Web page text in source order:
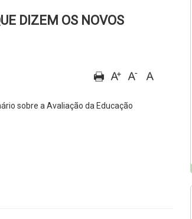
DIZEM OS NOVOS
sobre a Avaliação da Educação